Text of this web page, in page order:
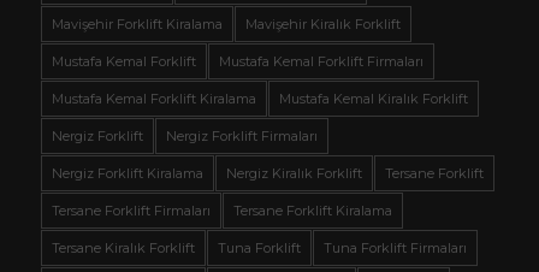
Mavişehir Forklift Kiralama Mavişehir Kiralık Forklift
Mustafa Kemal Forklift Mustafa Kemal Forklift Firmaları
Mustafa Kemal Forklift Kiralama Mustafa Kemal Kiralık Forklift
Nergiz Forklift Nergiz Forklift Firmaları
Nergiz Forklift Kiralama Nergiz Kiralık Forklift Tersane Forklift
Tersane Forklift Firmaları Tersane Forklift Kiralama
Tersane Kiralık Forklift Tuna Forklift Tuna Forklift Firmaları